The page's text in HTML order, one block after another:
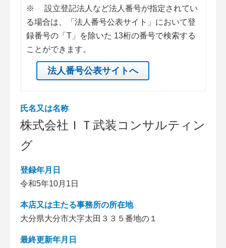
※
設立登記法人など法人番号が指定されてい
る場合は、「法人番号公表サイト」において登
録番号の「T」を除いた 13桁の番号で検索する
ことができます。
法人番号公表サイトへ
氏名又は名称
株式会社ＩＴ武装コンサルティン
グ
登録年月日
令和5年10月1日
本店又は主たる事務所の所在地
大分県大分市大字太田３３５番地の１
最終更新年月日